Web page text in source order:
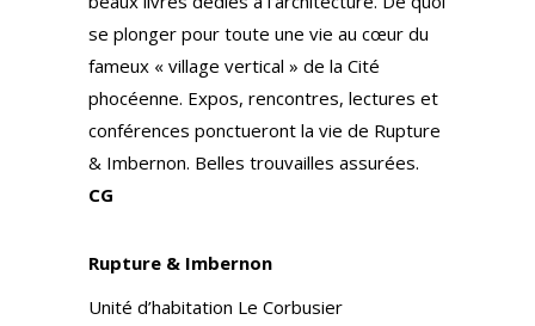
se plonger pour toute une vie au cœur du
fameux « village vertical » de la Cité
phocéenne. Expos, rencontres, lectures et
conférences ponctueront la vie de Rupture
& Imbernon. Belles trouvailles assurées.
CG
Rupture & Imbernon
Unité d’habitation Le Corbusier